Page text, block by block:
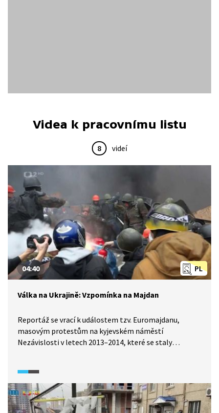
Videa k pracovnímu listu
8 videí
PL
04:40
Válka na Ukrajině: Vzpomínka na Majdan
Reportáž se vrací k událostem tzv. Euromajdanu,
masovým protestům na kyjevském náměstí
Nezávislosti v letech 2013–2014, které se staly
záběry z ulic a výpovědi lidí, kteří protesty zažili, video
zachycuje atmosféru strachu, odvahy i rozhodování,
kdy se část společnosti postavila proti vlastní vládě.
Video ukazuje, že válka z roku 2022 nevznikla „z